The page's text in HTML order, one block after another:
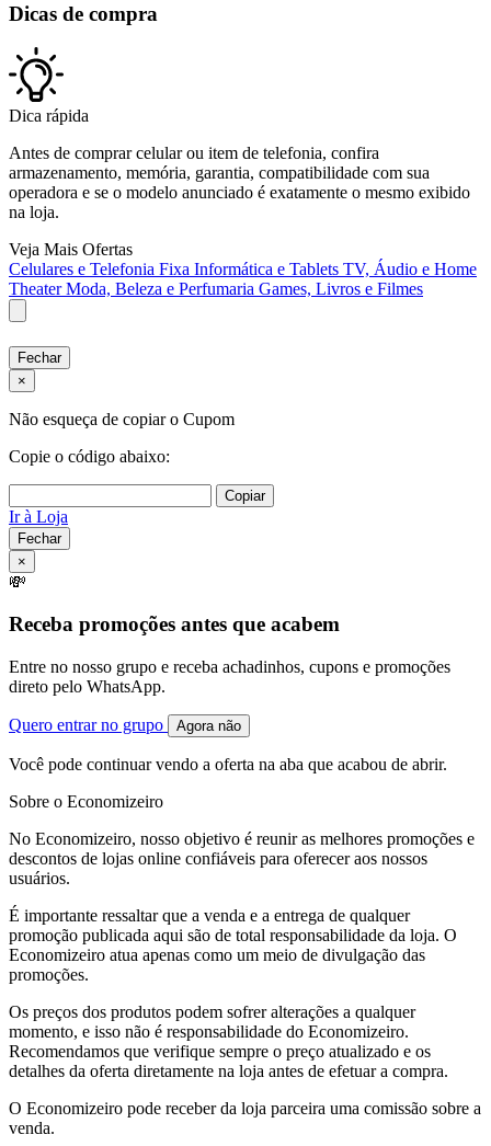
Dicas de compra
Dica rápida
Antes de comprar celular ou item de telefonia, confira
armazenamento, memória, garantia, compatibilidade com sua
operadora e se o modelo anunciado é exatamente o mesmo exibido
na loja.
Veja Mais Ofertas
Celulares e Telefonia Fixa Informática e Tablets TV, Áudio e Home
TheaterModa, Beleza e Perfumaria Games, Livros e Filmes
Fechar
×
Não esqueça de copiar o Cupom
Copie o código abaixo:
Copiar
Ir à Loja
Fechar
×
💸
Receba promoções antes que acabem
Entre no nosso grupo e receba achadinhos, cupons e promoções
direto pelo WhatsApp.
Quero entrar no grupo Agora não
Você pode continuar vendo a oferta na aba que acabou de abrir.
Sobre o Economizeiro
No Economizeiro, nosso objetivo é reunir as melhores promoções e
descontos de lojas online confiáveis para oferecer aos nossos
usuários.
É importante ressaltar que a venda e a entrega de qualquer
promoção publicada aqui são de total responsabilidade da loja. O
Economizeiro atua apenas como um meio de divulgação das
promoções.
Os preços dos produtos podem sofrer alterações a qualquer
momento, e isso não é responsabilidade do Economizeiro.
Recomendamos que verifique sempre o preço atualizado e os
detalhes da oferta diretamente na loja antes de efetuar a compra.
O Economizeiro pode receber da loja parceira uma comissão sobre a
venda.